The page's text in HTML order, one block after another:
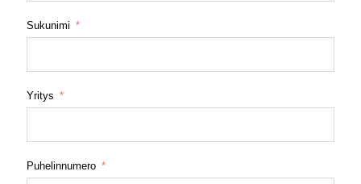
Sukunimi
Yritys
Puhelinnumero